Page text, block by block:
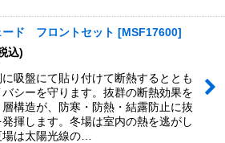
ード フロントセット [MSF17600]
込)
吸盤にて貼り付けて断熱するととも
シーを守ります。抜群の断熱効果を
構造が、防寒・防熱・結露防止に抜
揮します。冬場は室内の熱を逃がし
場は太陽光線の…